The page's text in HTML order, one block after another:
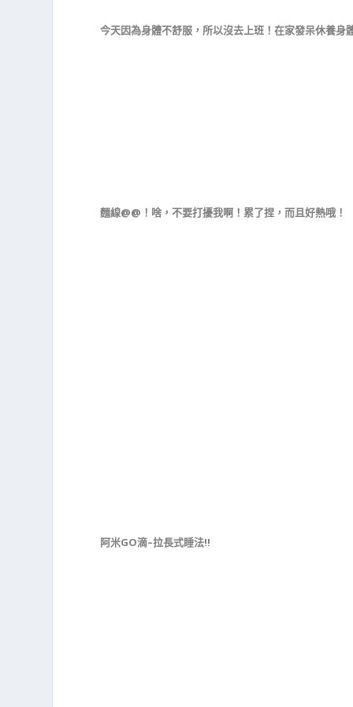
今天因為身體不舒服，所以沒去上班！在家發呆休養身
麵線@@！啥，不要打擾我啊！累了捏，而且好熱哦！
阿米GO滴–拉長式睡法!!